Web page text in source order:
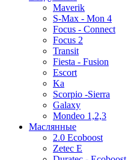
Maverik
S-Max - Mon 4
Focus - Connect
Focus 2
Transit
Fiesta - Fusion
Escort
Ka
Scorpio -Sierra
Galaxy
Mondeo 1,2,3
Маслянные
2.0 Ecoboost
Zetec E